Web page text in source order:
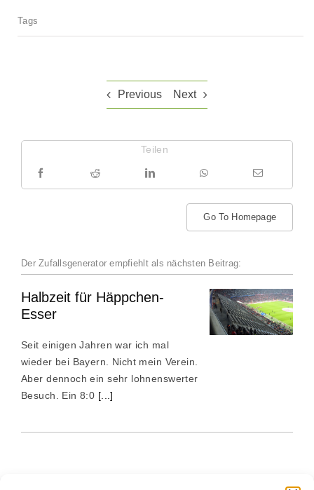
Tags
Previous Next
Teilen
Go To Homepage
Der Zufallsgenerator empfiehlt als nächsten Beitrag:
Halbzeit für Häppchen-
Esser
Seit einigen Jahren war ich mal
wieder bei Bayern. Nicht mein Verein.
Aber dennoch ein sehr lohnenswerter
Besuch. Ein 8:0 [...]